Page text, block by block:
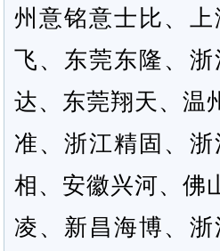
州意铭意士比、
飞、东莞东隆、
达、东莞翔天、温
准、浙江精固、
相、安徽兴河、佛
凌、新昌海博、